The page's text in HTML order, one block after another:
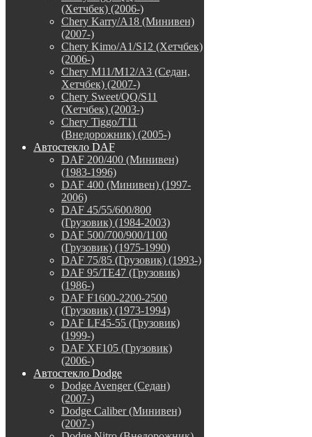
(Хетчбек) (2006-)
Chery Karry/A18 (Минивен)
(2007-)
Chery Kimo/A1/S12 (Хетчбек)
(2006-)
Chery M11/M12/A3 (Седан,
Хетчбек) (2007-)
Chery Sweet/QQ/S11
(Хетчбек) (2003-)
Chery Tiggo/T11
(Внедорожник) (2005-)
Автостекло DAF
DAF 200/400 (Минивен)
(1983-1996)
DAF 400 (Минивен) (1997-
2006)
DAF 45/55/600/800
(Грузовик) (1984-2003)
DAF 500/700/900/1100
(Грузовик) (1975-1990)
DAF 75/85 (Грузовик) (1993-)
DAF 95/TE47 (Грузовик)
(1986-)
DAF F1600-2200-2500
(Грузовик) (1973-1994)
DAF LF45-55 (Грузовик)
(1999-)
DAF XF105 (Грузовик)
(2006-)
Автостекло Dodge
Dodge Avenger (Седан)
(2007-)
Dodge Caliber (Минивен)
(2007-)